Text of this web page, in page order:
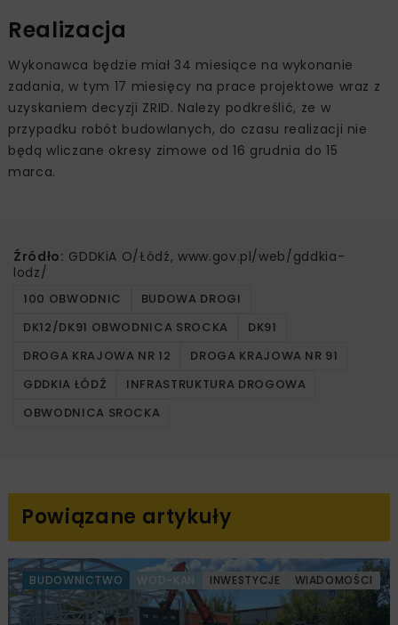
Realizacja
Wykonawca będzie miał 34 miesiące na wykonanie
zadania, w tym 17 miesięcy na prace projektowe wraz z
uzyskaniem decyzji ZRID. Należy podkreślić, że w
przypadku robót budowlanych, do czasu realizacji nie
będą wliczane okresy zimowe od 16 grudnia do 15
marca.
Źródło: GDDKiA O/Łódź, www.gov.pl/web/gddkia-
lodz/
100 OBWODNIC
BUDOWA DROGI
DK12/DK91 OBWODNICA SROCKA
DK91
DROGA KRAJOWA NR 12
DROGA KRAJOWA NR 91
GDDKIA ŁÓDŹ
INFRASTRUKTURA DROGOWA
OBWODNICA SROCKA
Powiązane artykuły
BUDOWNICTWO WOD-KAN INWESTYCJE WIADOMOŚCI